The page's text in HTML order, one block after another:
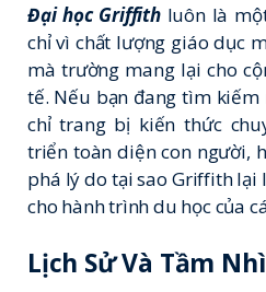
Đại học Griffithluôn là
chỉ vì chất lượng giáo dục
mà trường mang lại cho
tế. Nếu bạn đang tìm
chỉ trang bị kiến thức
triển toàn diện con người,
phá lý do tại sao Griffith lại
cho hành trình du học của
Lịch Sử Và Tầm